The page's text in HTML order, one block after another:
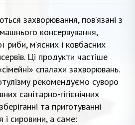
захворювання, пов’язані з
консервування,
риби, м’ясних і ковбасних
Ці продукти частіше
спалахи захворювань.
рекомендуємо суворо
санітарно-гігієнічних
та приготуванні
і сировини, а саме: